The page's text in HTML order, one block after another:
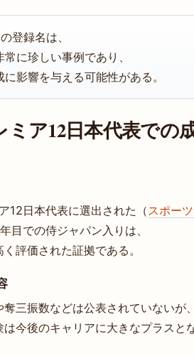
登録名は、
に珍しい事例であり、
影響を与える可能性がある。
ミア12日本代表での
12日本代表に選出された（スポー
目での侍ジャパン入りは、
評価された証拠である。
三振数などは公表されていないが
は今後のキャリアに大きなプラスと